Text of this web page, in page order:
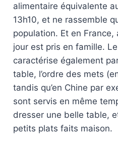
alimentaire équivalente
13h10, et ne rassemble
population. Et en France,
jour est pris en famille.
caractérise également
table, l’ordre des mets
tandis qu’en Chine par
sont servis en même
dresser une belle table,
petits plats faits maison.